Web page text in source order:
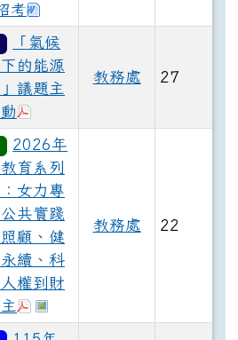
考
「氣候
的能源
議題主
教務處 27
2026年
育系列
女力專
共實踐
顧、健
續、科
權到財
於彈跳視窗觀看：2026年
教務處 22